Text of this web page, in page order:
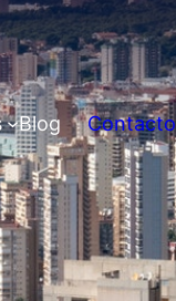
Blog Contacto